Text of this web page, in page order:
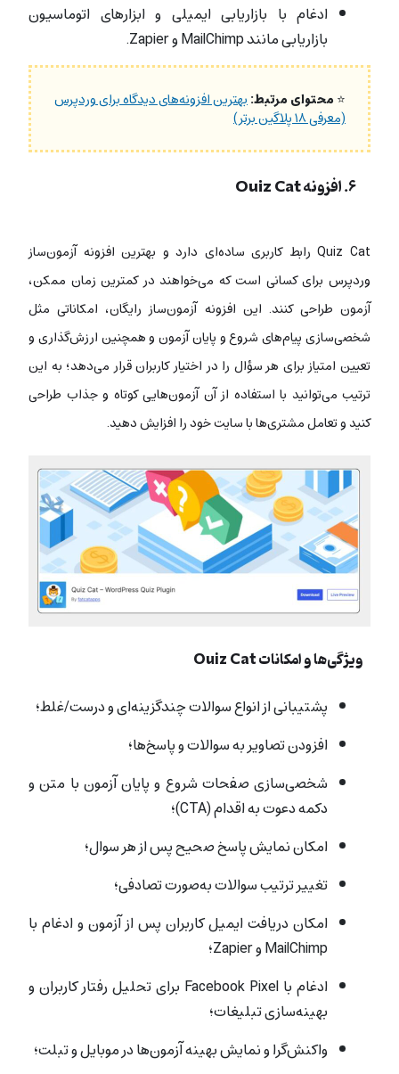
ادغام با بازاریابی ایمیلی و ابزارهای اتوماسیون
بازاریابی مانند MailChimp و Zapier.
⭐محتوای مرتبط:بهترین افزونه‌های دیدگاه برای وردپرس
(معرفی ۱۸ پلاگین برتر)
۶. افزونه Quiz Cat
Quiz Cat رابط کاربری ساده‌‌ای دارد و بهترین افزونه آزمون‌ساز
وردپرس برای کسانی است که می‌خواهند در کمترین زمان ممکن،
آزمون طراحی کنند. این افزونه آزمون‌ساز رایگان، امکاناتی مثل
شخصی‌سازی پیام‌های شروع و پایان آزمون و همچنین ارزش‌گذاری و
تعیین امتیاز برای هر سؤال را در اختیار کاربران قرار می‌دهد؛ به این
ترتیب می‌توانید با استفاده از آن آزمون‌هایی کوتاه و جذاب طراحی
کنید و تعامل مشتری‌ها با سایت خود را افزایش دهید.
ویژگی‌ها و امکانات Quiz Cat
پشتیبانی از انواع سوالات چندگزینه‌ای و درست/غلط؛
افزودن تصاویر به سوالات و پاسخ‌ها؛
شخصی‌سازی صفحات شروع و پایان آزمون با متن و
دکمه دعوت به اقدام (CTA)؛
امکان نمایش پاسخ صحیح پس از هر سوال؛
تغییر ترتیب سوالات به‌صورت تصادفی؛
امکان دریافت ایمیل کاربران پس از آزمون و ادغام با
MailChimp و Zapier؛
ادغام با Facebook Pixel برای تحلیل رفتار کاربران و
بهینه‌سازی تبلیغات؛
واکنش‌گرا و نمایش بهینه آزمون‌ها در موبایل و تبلت؛